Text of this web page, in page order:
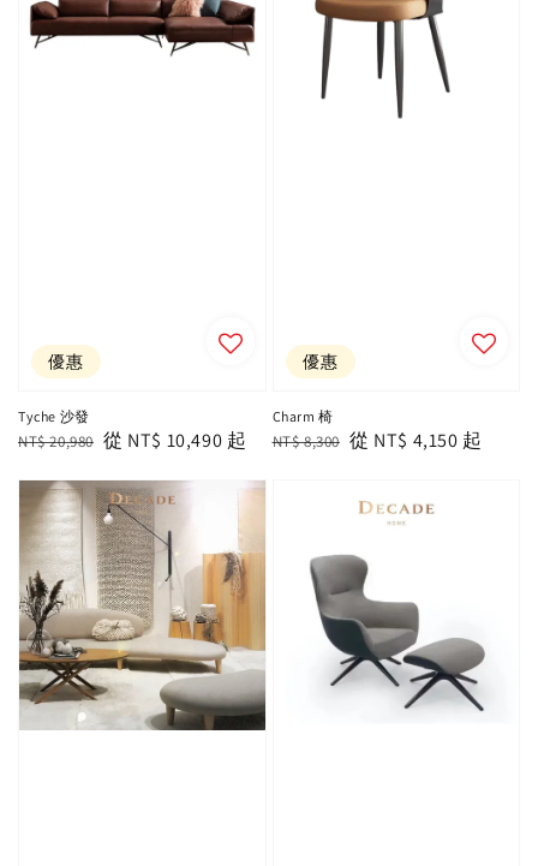
優惠
Tyche 沙發
Regular
NT$ 20,980 Sale
從 NT$ 10,490 起
優惠
Charm 椅
Regular
NT$ 8,300 Sale
從 NT$ 4,150 起